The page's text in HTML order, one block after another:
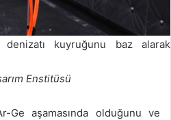
kuyruğunu baz alarak
Enstitüsü
Ge aşamasında olduğunu ve